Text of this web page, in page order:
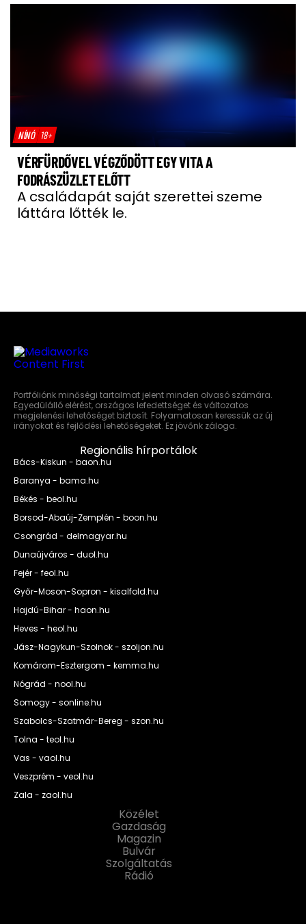
NÍNÓ 18+
VÉRFÜRDŐVEL VÉGZŐDÖTT EGY VITA A
FODRÁSZÜZLET ELŐTT
A családapát saját szerettei szeme
láttára lőtték le.
Portfóliónk minőségi tartalmat jelent minden olvasó számára.
Egyedülálló elérést, országos lefedettséget és változatos
megjelenési lehetőséget biztosít. Folyamatosan keressük az új
irányokat és fejlődési lehetőségeket. Ez jövőnk záloga.
Regionális hírportálok
Bács-Kiskun - baon.hu
Baranya - bama.hu
Békés - beol.hu
Borsod-Abaúj-Zemplén - boon.hu
Csongrád - delmagyar.hu
Dunaújváros - duol.hu
Fejér - feol.hu
Győr-Moson-Sopron - kisalfold.hu
Hajdú-Bihar - haon.hu
Heves - heol.hu
Jász-Nagykun-Szolnok - szoljon.hu
Komárom-Esztergom - kemma.hu
Nógrád - nool.hu
Somogy - sonline.hu
Szabolcs-Szatmár-Bereg - szon.hu
Tolna - teol.hu
Vas - vaol.hu
Veszprém - veol.hu
Zala - zaol.hu
Közélet
Gazdaság
Magazin
Bulvár
Szolgáltatás
Rádió